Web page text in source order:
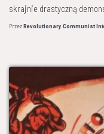
skrajnie drastyczną
PrzezRevolutionary Communist